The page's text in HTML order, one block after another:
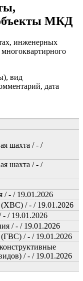
МКД
инженерных
вид
дата
шахта / - /
шахта / - /
/ - / 19.01.2026
(ХВС) / - / 19.01.2026
- / 19.01.2026
/ - / 19.01.2026
(ГВС) / - / 19.01.2026
/ - / 19.01.2026